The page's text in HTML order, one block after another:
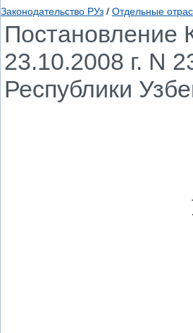
Законодательство РУз / Отдельные
Постановление
23.10.2008 г. N
Республики